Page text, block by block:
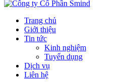
Trang chủ
Giới thiệu
Tin tức
Kinh nghiệm
Tuyển dụng
Dịch vụ
Liên hệ